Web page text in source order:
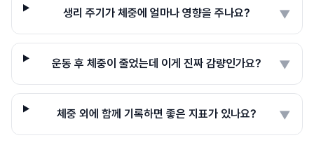
생리 주기가 체중에 얼마나 영향을 주나요? ▼
운동 후 체중이 줄었는데 이게 진짜 감량인가요? ▼
체중 외에 함께 기록하면 좋은 지표가 있나요? ▼